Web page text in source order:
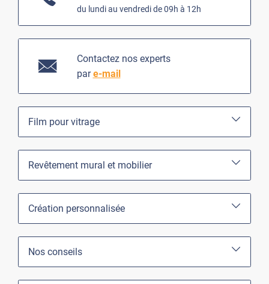
du lundi au vendredi de 09h à 12h
Contactez nos experts
pare-mail
Film pour vitrage
Revêtement mural et mobilier
Création personnalisée
Nos conseils